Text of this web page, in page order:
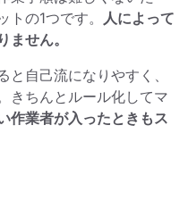
の1つです。
人によって
せん。
自己流になりやすく、
きちんとルール化してマ
作業者が入ったときもス